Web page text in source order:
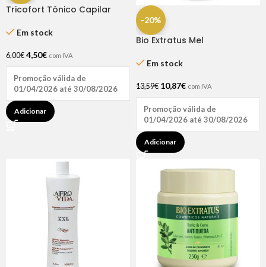
Tricofort Tónico Capilar
Em stock
6,00€ 4,50€ com IVA
Promoção válida de
01/04/2026 até 30/08/2026
Adicionar
-20%
Bio Extratus Mel
Em stock
13,59€ 10,87€ com IVA
Promoção válida de
01/04/2026 até 30/08/2026
Adicionar